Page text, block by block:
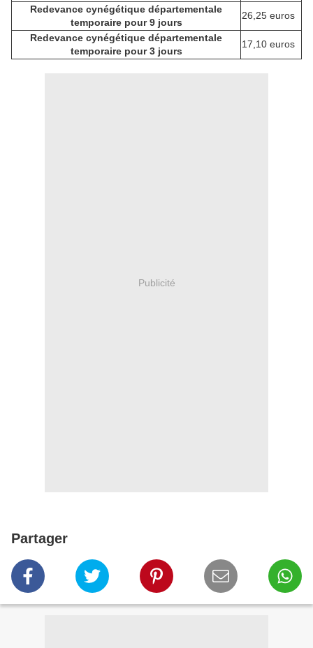
Redevance cynégétique départementale
temporaire pour 9 jours
26,25 euros
Redevance cynégétique départementale
temporaire pour 3 jours
17,10 euros
Publicité
Partager